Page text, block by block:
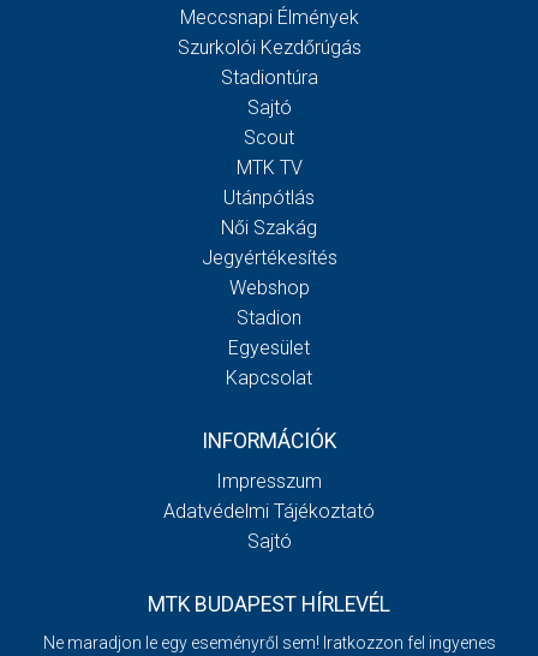
Meccsnapi Élmények
Szurkolói Kezdőrúgás
Stadiontúra
Sajtó
Scout
MTK TV
Utánpótlás
Női Szakág
Jegyértékesítés
Webshop
Stadion
Egyesület
Kapcsolat
INFORMÁCIÓK
Impresszum
Adatvédelmi Tájékoztató
Sajtó
MTK BUDAPEST HÍRLEVÉL
Ne maradjon le egy eseményről sem! Iratkozzon fel ingyenes